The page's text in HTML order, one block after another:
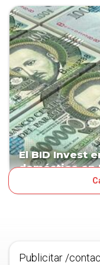
El BID Invest
doméstico en
Publicitar /